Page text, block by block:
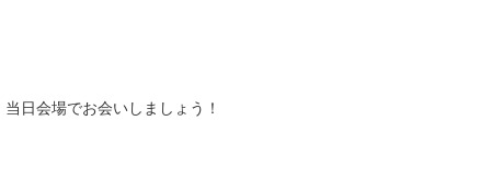
当日会場でお会いしましょう！